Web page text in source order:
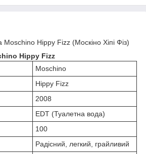
Hippy Fizz (Москіно Хіпі Фіз)
Hippy Fizz
Moschino
Hippy Fizz
2008
EDT (Туалетна вода)
100
Радісний, легкий, грайливий